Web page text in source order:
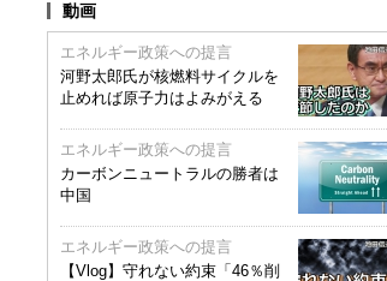
動画
エネルギー政策への提言
河野太郎氏が核燃料サイクルを
止めれば原子力はよみがえる
エネルギー政策への提言
カーボンニュートラルの勝者は
中国
エネルギー政策への提言
【Vlog】守れない約束「46％削